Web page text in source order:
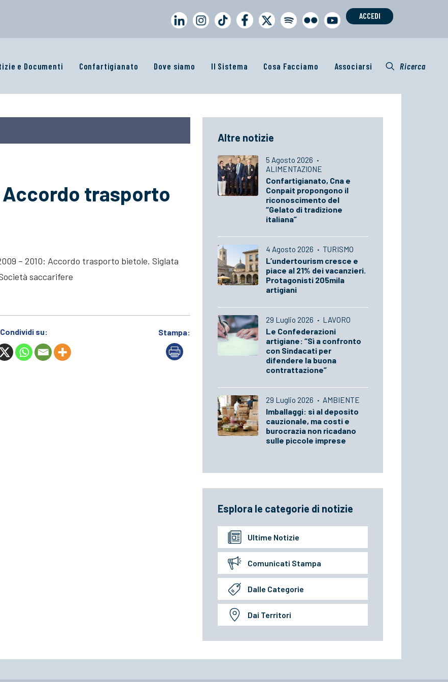
ACCEDI
e Documenti Confartigianato Dove siamo Il Sistema Cosa Facciamo Associarsi Ricerca
Accordo trasporto
– 2010: Accordo trasporto bietole. Siglata
saccarifere
Condividi su: Stampa:
Altre notizie
5 Agosto 2026 ·
ALIMENTAZIONE
Confartigianato, Cna e
Conpait propongono il
riconoscimento del
“Gelato di tradizione
italiana”
4 Agosto 2026 · TURISMO
L’undertourism cresce e
piace al 21% dei vacanzieri.
Protagonisti 205mila
artigiani
29 Luglio 2026 · LAVORO
Le Confederazioni
artigiane: “Sì a confronto
con Sindacati per
difendere la buona
contrattazione”
29 Luglio 2026 · AMBIENTE
Imballaggi: sì al deposito
cauzionale, ma costi e
burocrazia non ricadano
sulle piccole imprese
Esplora le categorie di notizie
Ultime Notizie
Comunicati Stampa
Dalle Categorie
Dai Territori